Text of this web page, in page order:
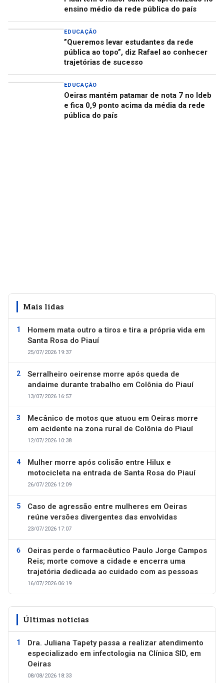
ensino médio da rede pública do país
EDUCAÇÃO
”Queremos levar estudantes da rede
pública ao topo”, diz Rafael ao conhecer
trajetórias de sucesso
EDUCAÇÃO
Oeiras mantém patamar de nota 7 no Ideb
e fica 0,9 ponto acima da média da rede
pública do país
Mais lidas
Homem mata outro a tiros e tira a própria vida em
Santa Rosa do Piauí
25/07/2026 19:37
Serralheiro oeirense morre após queda de
andaime durante trabalho em Colônia do Piauí
13/07/2026 16:57
Mecânico de motos que atuou em Oeiras morre
em acidente na zona rural de Colônia do Piauí
12/07/2026 10:38
Mulher morre após colisão entre Hilux e
motocicleta na entrada de Santa Rosa do Piauí
26/07/2026 12:09
Caso de agressão entre mulheres em Oeiras
reúne versões divergentes das envolvidas
23/07/2026 17:07
Oeiras perde o farmacêutico Paulo Jorge Campos
Reis; morte comove a cidade e encerra uma
trajetória dedicada ao cuidado com as pessoas
16/07/2026 06:19
Últimas notícias
Dra. Juliana Tapety passa a realizar atendimento
especializado em infectologia na Clínica SID, em
Oeiras
08/08/2026 18:33